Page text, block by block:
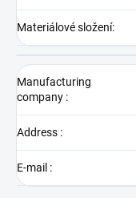
Materiálové složení:
Manufacturing
company :
Address :
E-mail :